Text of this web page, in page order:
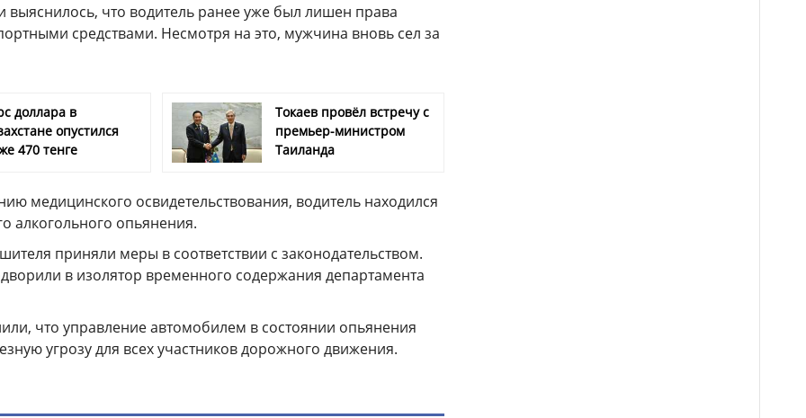
выяснилось, что водитель ранее уже был лишен права
средствами. Несмотря на это, мужчина вновь сел за
доллара в
опустился
470 тенге
Токаев провёл встречу с
премьер-министром
Таиланда
медицинского освидетельствования, водитель находился
алкогольного опьянения.
приняли меры в соответствии с законодательством.
в изолятор временного содержания департамента
что управление автомобилем в состоянии опьянения
угрозу для всех участников дорожного движения.